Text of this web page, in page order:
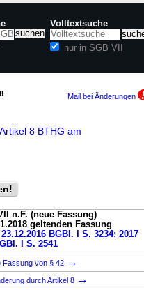
Volltextsuche
nur in SGB VII
Mail bei Änderungen
8 BTHG am
n.F. (neue Fassung)
geltenden Fassung
BGBl. I S. 3234; 2017
I S. 2541
Fassung von § 42 →
durch Artikel 8 →